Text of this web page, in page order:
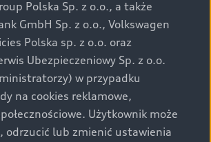
rynek polski. Zamieszczone zdjęcia
wyposażenie opcjonalne, dostępne
ustalenie ceny, wyposażenia i
następują w umowie sprzedaży, a
technicznych zawiera
typu pojazdu. Zastrzegamy
i pomyłek. Wszelkie informacje
stronie są aktualne na dzień ich
celu uzyskania najnowszych
Polska Sp. z o.o., a także
GmbH Sp. z o.o., Volkswagen
Polska sp. z o.o. oraz
Ubezpieczeniowy Sp. z o.o.
w przypadku
na cookies reklamowe,
Użytkownik może
odrzucić lub zmienić ustawienia